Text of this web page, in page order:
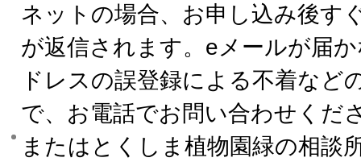
ネットの場合、お申し込み後す
が返信されます。eメールが届
ドレスの誤登録による不着など
で、お電話でお問い合わせくだ
またはとくしま植物園緑の相談